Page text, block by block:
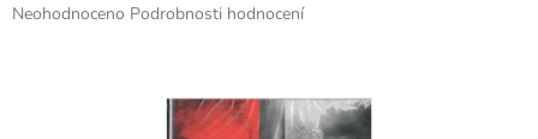
Průměrné
Neohodnoceno Podrobnosti hodnocení